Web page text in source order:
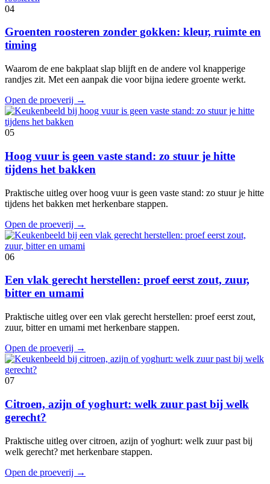
04
Groenten roosteren zonder gokken: kleur, ruimte en
timing
Waarom de ene bakplaat slap blijft en de andere vol knapperige
randjes zit. Met een aanpak die voor bijna iedere groente werkt.
Open de proeverij →
05
Hoog vuur is geen vaste stand: zo stuur je hitte
tijdens het bakken
Praktische uitleg over hoog vuur is geen vaste stand: zo stuur je hitte
tijdens het bakken met herkenbare stappen.
Open de proeverij →
06
Een vlak gerecht herstellen: proef eerst zout, zuur,
bitter en umami
Praktische uitleg over een vlak gerecht herstellen: proef eerst zout,
zuur, bitter en umami met herkenbare stappen.
Open de proeverij →
07
Citroen, azijn of yoghurt: welk zuur past bij welk
gerecht?
Praktische uitleg over citroen, azijn of yoghurt: welk zuur past bij
welk gerecht? met herkenbare stappen.
Open de proeverij →